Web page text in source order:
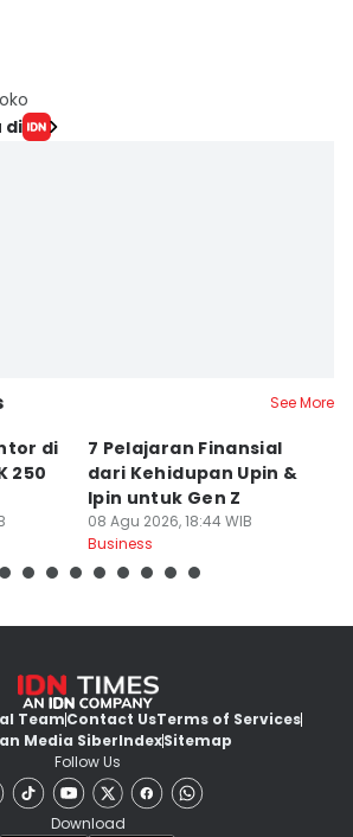
di
See More
di
250
7 Pelajaran Finansial
dari Kehidupan Upin &
Ipin untuk Gen Z
08 Agu 2026, 18:44 WIB
Business
TeamContact UsTerms of Services
Media SiberIndexSitemap
Follow Us
Download